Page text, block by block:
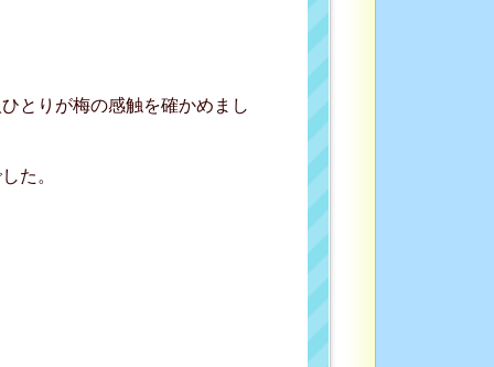
とりが梅の感触を確かめまし
た。